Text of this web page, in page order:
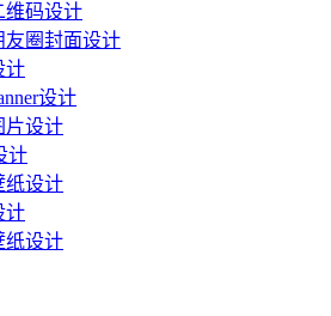
维码设计
友圈封面设计
计
设计
片设计
计
纸设计
计
纸设计